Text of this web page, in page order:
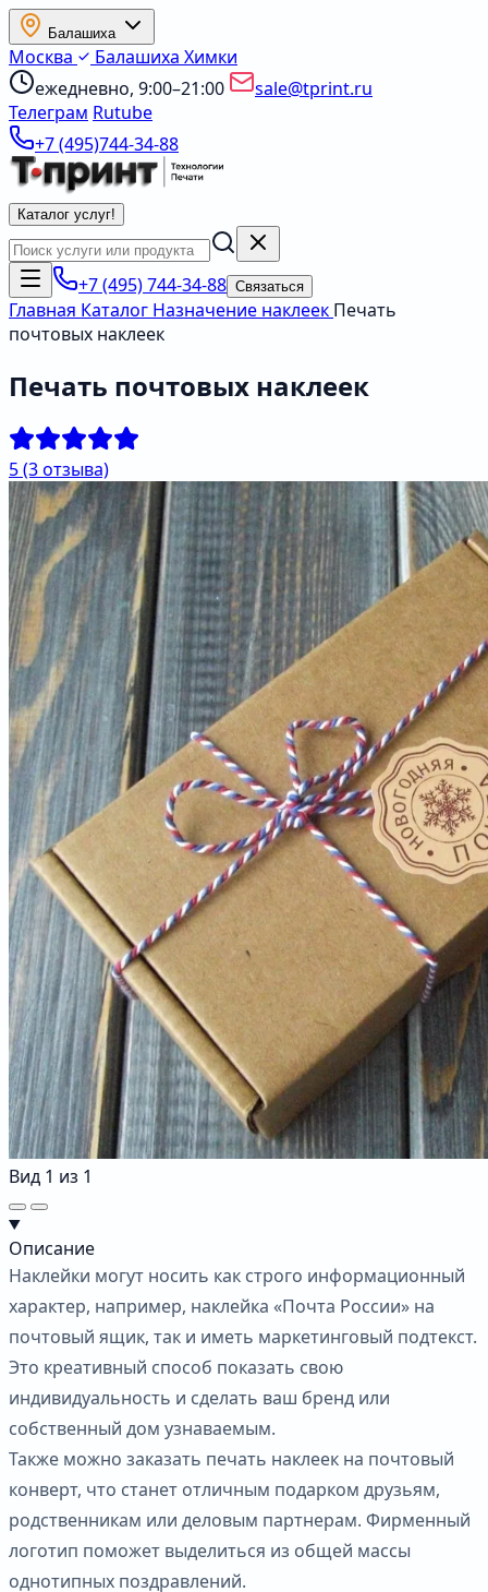
Балашиха
Москва Балашиха Химки
ежедневно, 9:00–21:00
sale@tprint.ru
Телеграм Rutube
+7 (495)744-34-88
Каталог услуг!
+7 (495) 744-34-88 Связаться
Главная Каталог Назначение наклеек Печать
почтовых наклеек
Печать почтовых наклеек
5(3 отзыва)
Вид 1 из 1
Описание
Наклейки могут носить как строго информационный
характер, например, наклейка «Почта России» на
почтовый ящик, так и иметь маркетинговый подтекст.
Это креативный способ показать свою
индивидуальность и сделать ваш бренд или
собственный дом узнаваемым.
Также можно заказать печать наклеек на почтовый
конверт, что станет отличным подарком друзьям,
родственникам или деловым партнерам. Фирменный
логотип поможет выделиться из общей массы
однотипных поздравлений.